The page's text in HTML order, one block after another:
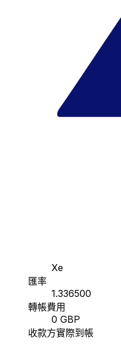
Xe
匯率
1.336500
轉帳費用
0 GBP
收款方實際到帳